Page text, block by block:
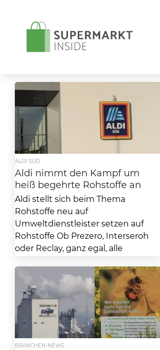
ALDI SÜD
Aldi nimmt den Kampf um
heiß begehrte Rohstoffe an
Aldi stellt sich beim Thema
Rohstoffe neu auf
Umweltdienstleister setzen auf
Rohstoffe Ob Prezero, Interseroh
oder Reclay, ganz egal, alle
BRANCHEN-NEWS